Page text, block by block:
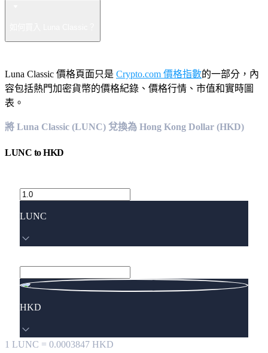
Luna Classic 價格頁面只是 Crypto.com 價格指數的一部分，內
容包括熱門加密貨幣的價格紀錄、價格行情、市值和實時圖
表。
將 Luna Classic (LUNC) 兌換為 Hong Kong Dollar (HKD)
LUNC toHKD
LUNC
HKD
1 LUNC = 0.0003847 HKD